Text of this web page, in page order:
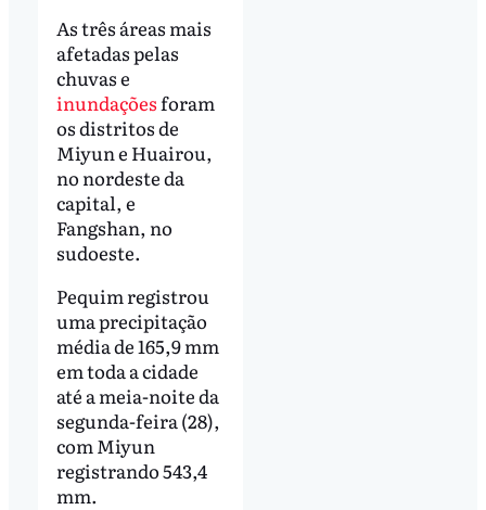
As três áreas mais
afetadas pelas
chuvas e
inundaçõesforam
os distritos de
Miyun e Huairou,
no nordeste da
capital, e
Fangshan, no
sudoeste.
Pequim registrou
uma precipitação
média de 165,9 mm
em toda a cidade
até a meia-noite da
segunda-feira (28),
com Miyun
registrando 543,4
mm.